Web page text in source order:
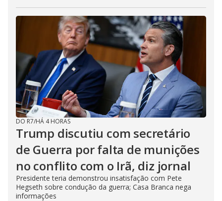
DO R7/HÁ 4 HORAS
Trump discutiu com secretário
de Guerra por falta de munições
no conflito com o Irã, diz jornal
Presidente teria demonstrou insatisfação com Pete
Hegseth sobre condução da guerra; Casa Branca nega
informações